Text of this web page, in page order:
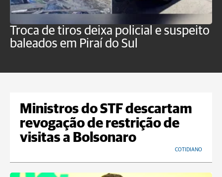
Troca de tiros deixa policial e suspeito
baleados em Piraí do Sul
Ministros do STF descartam
revogação de restrição de
visitas a Bolsonaro
COTIDIANO